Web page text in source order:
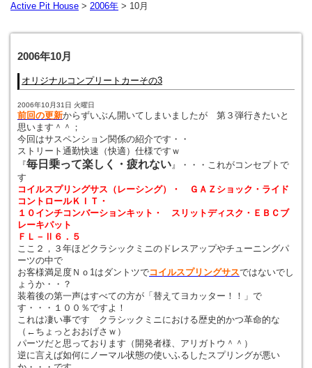
Active Pit House > 2006年 > 10月
2006年10月
オリジナルコンプリートカーその3
2006年10月31日 火曜日
前回の更新からずいぶん開いてしまいましたが 第３弾行きたいと
思います＾＾；
今回はサスペンション関係の紹介です・・
ストリート通勤快速（快適）仕様ですｗ
『毎日乗って楽しく・疲れない 』・・・これがコンセプトで
す
コイルスプリングサス（レーシング）・ ＧＡＺショック・ライド
コントロールＫＩＴ・
１０インチコンバーションキット・ スリットディスク・ＥＢＣブ
レーキパット
ＦＬ－Ⅱ６．５
ここ２，３年ほどクラシックミニのドレスアップやチューニングパ
ーツの中で
お客様満足度Ｎｏ1はダントツでコイルスプリングサスではないでし
ょうか・・？
装着後の第一声はすべての方が「替えてヨカッター！！」で
す・・・１００％ですよ！
これは凄い事です クラシックミニにおける歴史的かつ革命的な
（←ちょっとおおげさｗ）
パーツだと思っております（開発者様、アリガトウ＾＾）
逆に言えば如何にノーマル状態の使いふるしたスプリングが悪い